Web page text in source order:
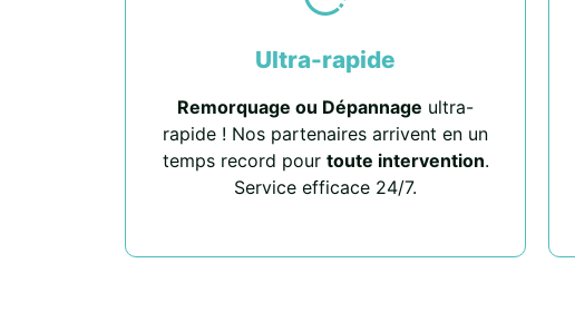
Ultra-rapide
Remorquage ou Dépannage ultra-
rapide ! Nos partenaires arrivent en un
temps record pour toute intervention.
Service efficace 24/7.